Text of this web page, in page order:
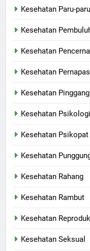
Kesehatan Paru-paru
Kesehatan
Kesehatan
Kesehatan
Kesehatan Pinggang
Kesehatan
Kesehatan Psikopat
Kesehatan
Kesehatan Rahang
Kesehatan Rambut
Kesehatan
Kesehatan Seksual